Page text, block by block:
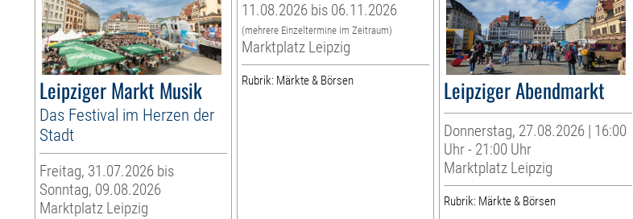
Leipziger Markt Musik
Das Festival im Herzen der
Stadt
Freitag, 31.07.2026 bis
Sonntag, 09.08.2026
Marktplatz Leipzig
11.08.2026 bis 06.11.2026
(mehrere Einzeltermine im Zeitraum)
Marktplatz Leipzig
Rubrik: Märkte & Börsen Leipziger Abendmarkt
Donnerstag, 27.08.2026 | 16:00
Uhr - 21:00 Uhr
Marktplatz Leipzig
Rubrik: Märkte & Börsen